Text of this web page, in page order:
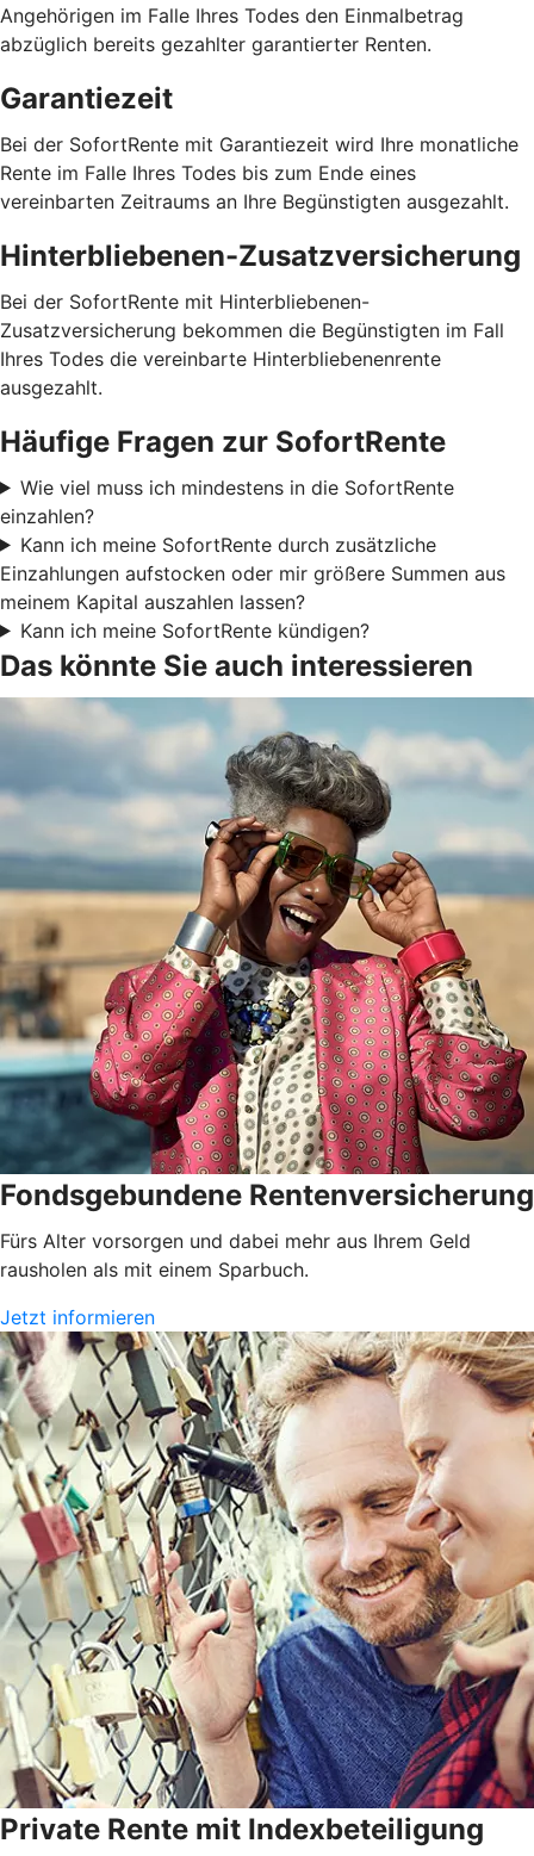
Angehörigen im Falle Ihres Todes den Einmalbetrag
abzüglich bereits gezahlter garantierter Renten.
Garantiezeit
Bei der SofortRente mit Garantiezeit wird Ihre monatliche
Rente im Falle Ihres Todes bis zum Ende eines
vereinbarten Zeitraums an Ihre Begünstigten ausgezahlt.
Hinterbliebenen-Zusatzversicherung
Bei der SofortRente mit Hinterbliebenen-
Zusatzversicherung bekommen die Begünstigten im Fall
Ihres Todes die vereinbarte Hinterbliebenenrente
ausgezahlt.
Häufige Fragen zur SofortRente
Wie viel muss ich mindestens in die SofortRente
einzahlen?
Kann ich meine SofortRente durch zusätzliche
Einzahlungen aufstocken oder mir größere Summen aus
meinem Kapital auszahlen lassen?
Kann ich meine SofortRente kündigen?
Das könnte Sie auch interessieren
Fondsgebundene Rentenversicherung
Fürs Alter vorsorgen und dabei mehr aus Ihrem Geld
rausholen als mit einem Sparbuch.
Jetzt informieren
Private Rente mit Indexbeteiligung